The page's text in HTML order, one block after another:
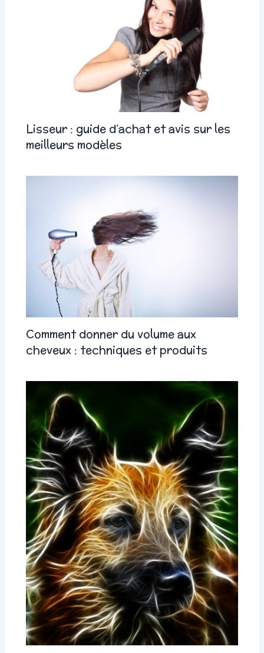
Lisseur : guide d’achat et avis sur les
meilleurs modèles
Comment donner du volume aux
cheveux : techniques et produits